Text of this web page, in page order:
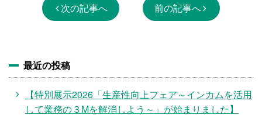
次の記事へ 前の記事へ
最近の投稿
【特別展示2026「生産性向上フェア～インカムを活用
して業務の３Mを解消しよう～」が始まりました】